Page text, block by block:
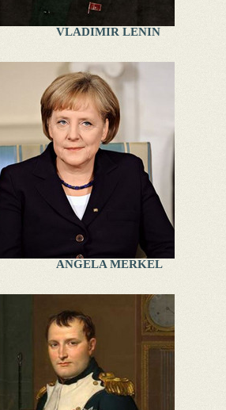
VLADIMIR LENIN
ANGELA MERKEL